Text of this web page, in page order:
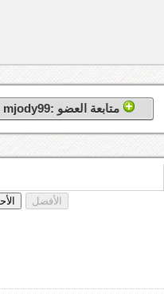
متابعة العضو :mjody99
الأفضل